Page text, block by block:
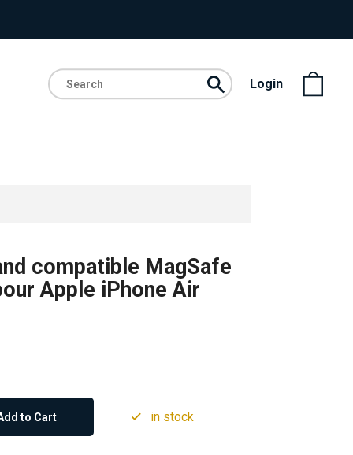
Login
compatible MagSafe
Apple iPhone Air
to Cart in stock